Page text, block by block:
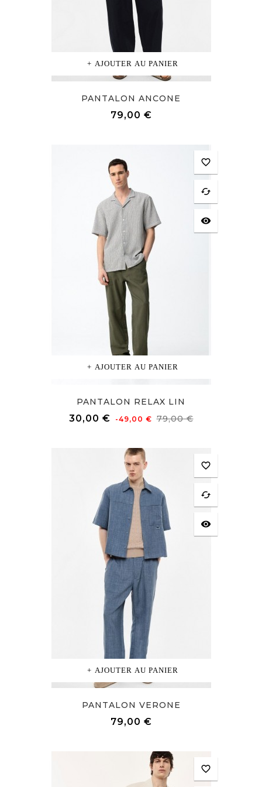
AJOUTER AU PANIER
PANTALON ANCONE
79,00 €Prix
AJOUTER AU PANIER
favorite_border
cached
visibility
PANTALON RELAX LIN
30,00 € Prix
-49,00 € 79,00 €Prix
AJOUTER AU PANIER
favorite_border
cached
visibility
PANTALON VERONE
79,00 €Prix
favorite_border